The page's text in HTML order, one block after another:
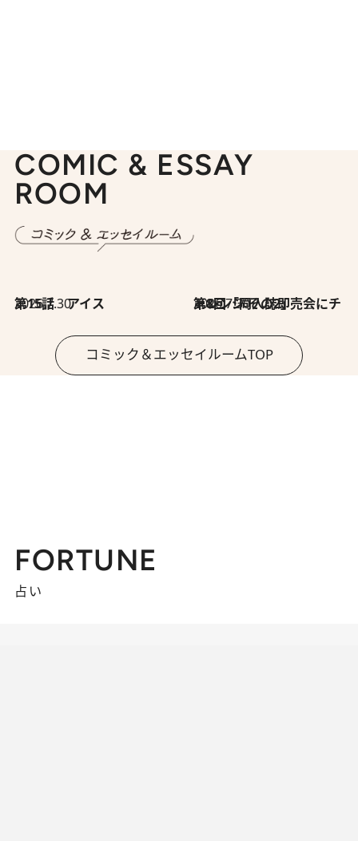
COMIC & ESSAY
ROOM
2026.7.30
第15話 アイス 2026.7.30
第8回「同人誌即売会にチャレンジ その2」
コミック＆エッセイルームTOP
FORTUNE
占い